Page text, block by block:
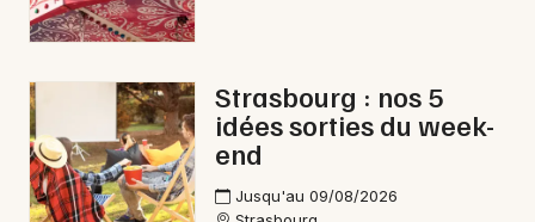
Sorties famille
Sorties & loisirs
Toulouse
Strasbourg : nos 5
idées sorties du week-
end
Jusqu'au 09/08/2026